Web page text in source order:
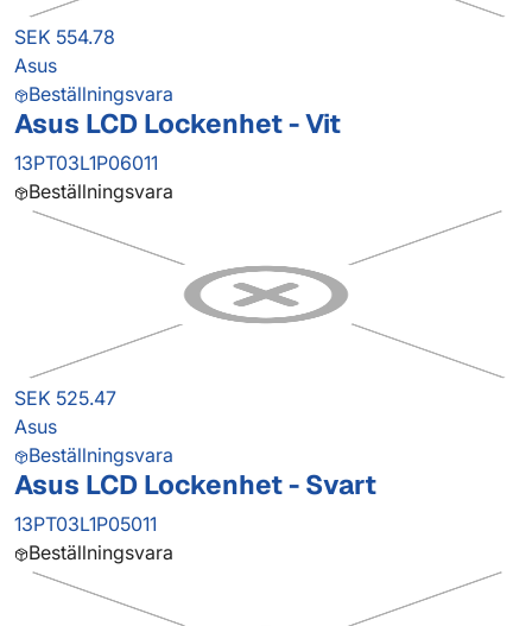
SEK 554.78
Asus
Beställningsvara
Asus LCD Lockenhet - Vit
13PT03L1P06011
Beställningsvara
SEK 525.47
Asus
Beställningsvara
Asus LCD Lockenhet - Svart
13PT03L1P05011
Beställningsvara